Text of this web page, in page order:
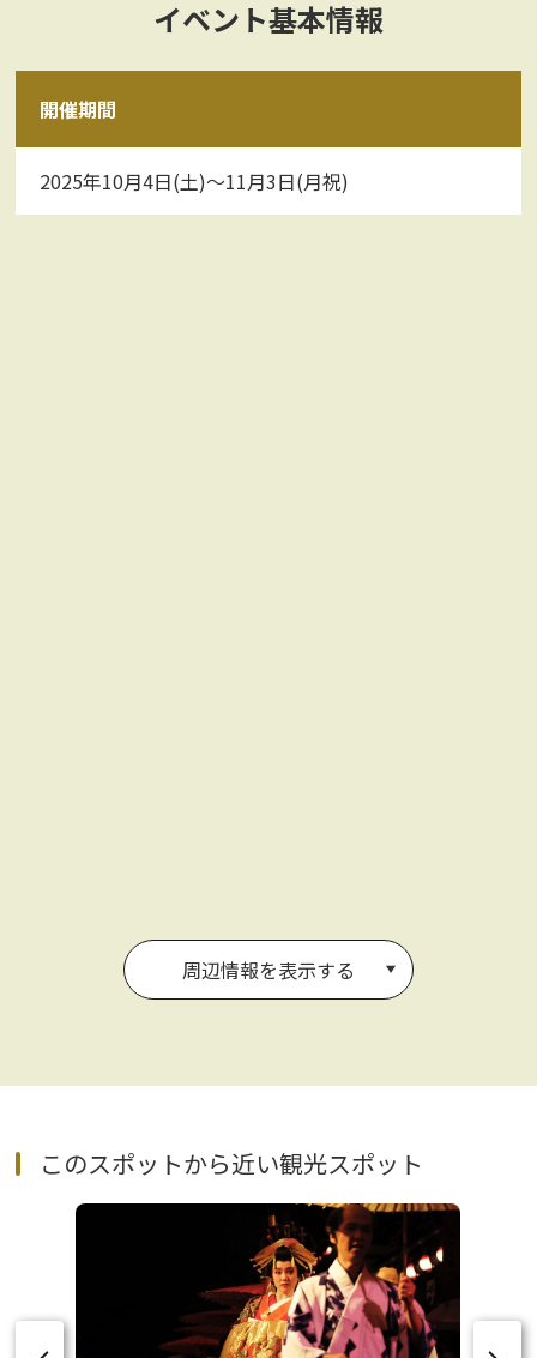
イベント基本情報
開催期間
2025年10月4日(土)〜11月3日(月祝)
周辺情報を表示する
このスポットから近い観光スポット